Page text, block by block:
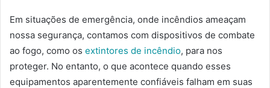
Em situações de emergência, onde incêndios ameaçam
nossa segurança, contamos com dispositivos de combate
ao fogo, como os extintores de incêndio, para nos
proteger. No entanto, o que acontece quando esses
equipamentos aparentemente confiáveis falham em suas